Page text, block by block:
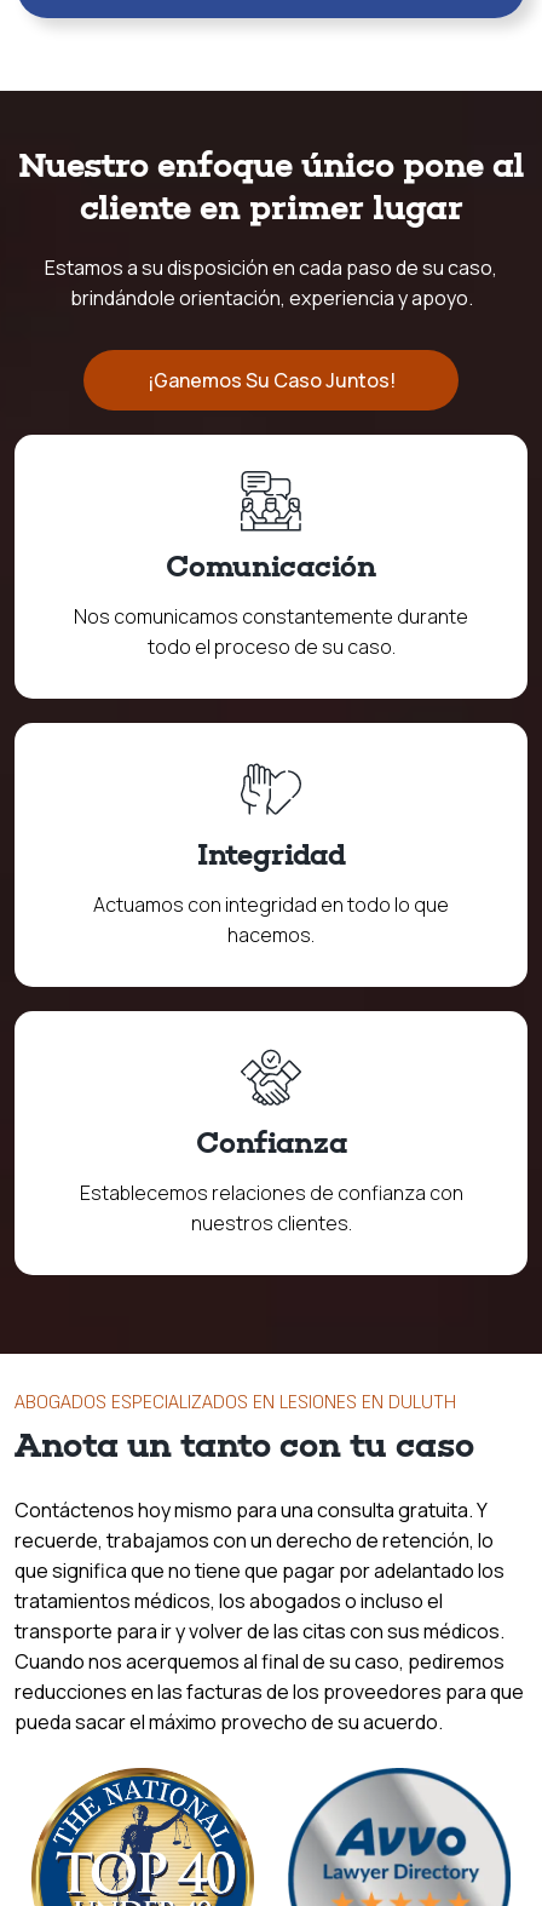
Nuestro enfoque único pone al
cliente en primer lugar
Estamos a su disposición en cada paso de su caso,
brindándole orientación, experiencia y apoyo.
¡Ganemos Su Caso Juntos!
Comunicación
Nos comunicamos constantemente durante
todo el proceso de su caso.
Integridad
Actuamos con integridad en todo lo que
hacemos.
Confianza
Establecemos relaciones de confianza con
nuestros clientes.
ABOGADOS ESPECIALIZADOS EN LESIONES EN DULUTH
Anota un tanto con tu caso
Contáctenos hoy mismo para una consulta gratuita. Y
recuerde, trabajamos con un derecho de retención, lo
que significa que no tiene que pagar por adelantado los
tratamientos médicos, los abogados o incluso el
transporte para ir y volver de las citas con sus médicos.
Cuando nos acerquemos al final de su caso, pediremos
reducciones en las facturas de los proveedores para que
pueda sacar el máximo provecho de su acuerdo.